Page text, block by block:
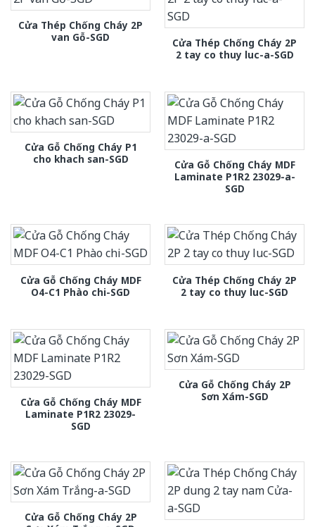
Cửa Thép Chống Cháy 2P
van Gỗ-SGD
Cửa Thép Chống Cháy 2P
2 tay co thuy luc-a-SGD
Cửa Gỗ Chống Cháy P1
cho khach san-SGD
Cửa Gỗ Chống Cháy MDF
Laminate P1R2 23029-a-
SGD
Cửa Gỗ Chống Cháy MDF
O4-C1 Phào chi-SGD
Cửa Thép Chống Cháy 2P
2 tay co thuy luc-SGD
Cửa Gỗ Chống Cháy MDF
Laminate P1R2 23029-
SGD
Cửa Gỗ Chống Cháy 2P
Sơn Xám-SGD
Cửa Gỗ Chống Cháy 2P